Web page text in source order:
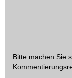
Bitte machen Sie